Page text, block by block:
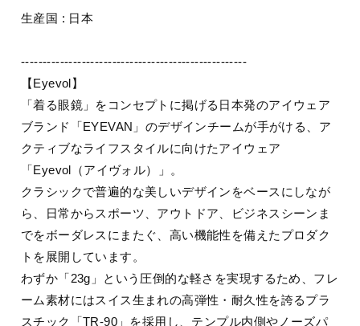
生産国 : 日本
----------------------------------------------------
【Eyevol】
「着る眼鏡」をコンセプトに掲げる日本発のアイウェア
ブランド「EYEVAN」のデザインチームが手がける、ア
クティブなライフスタイルに向けたアイウェア
「Eyevol（アイヴォル）」。
クラシックで普遍的な美しいデザインをベースにしなが
ら、日常からスポーツ、アウトドア、ビジネスシーンま
でをボーダレスにまたぐ、高い機能性を備えたプロダク
トを展開しています。
わずか「23g」という圧倒的な軽さを実現するため、フレ
ーム素材にはスイス生まれの高弾性・耐久性を誇るプラ
スチック「TR-90」を採用し、テンプル内側やノーズパ